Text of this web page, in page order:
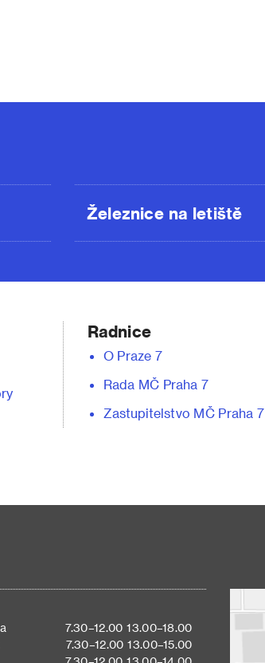
Železnice na letiště
Radnice
O Praze 7
Rada MČ Praha 7
Zastupitelstvo MČ Praha 7
7.30–12.00 13.00–18.00
7.30–12.00 13.00–15.00